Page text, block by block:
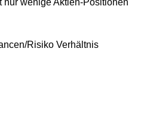
nur wenige Aktien-Positionen
Risiko Verhältnis